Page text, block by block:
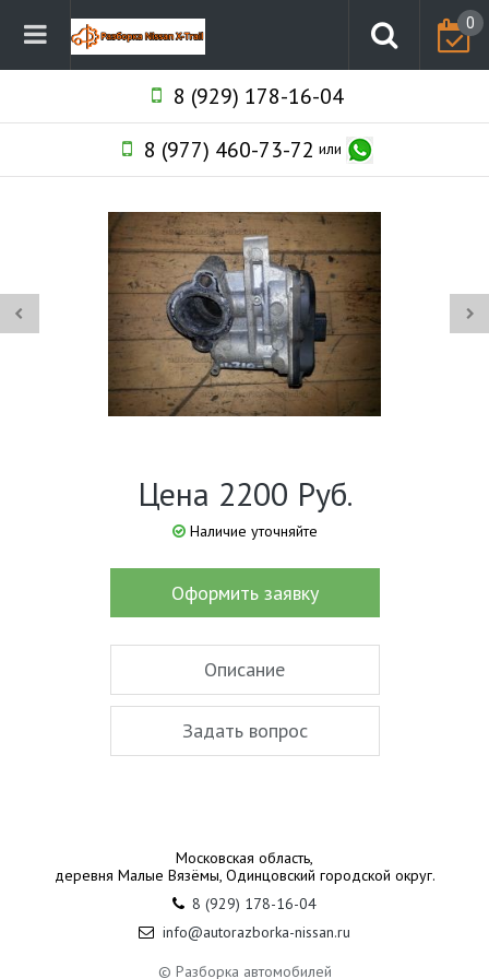
0
8 (929) 178-16-04
8 (977) 460-73-72 или
Цена 2200 Руб.
Наличие уточняйте
Оформить заявку
Описание
Задать вопрос
Московская область,
деревня Малые Вязёмы, Одинцовский городской округ.
8 (929) 178-16-04
info@autorazborka-nissan.ru
© Разборка автомобилей